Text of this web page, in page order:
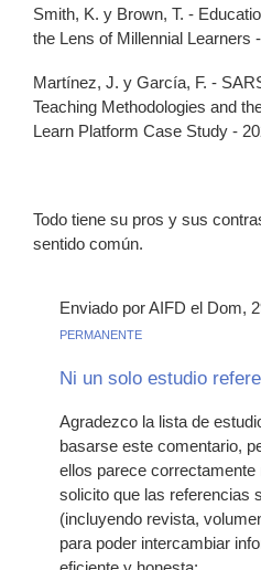
Smith, K. y Brown, T. -
the Lens of Millennial Learners
Martínez, J. y García, F. -
Teaching Methodologies and
Learn Platform Case Study -
Todo tiene su pros y sus
sentido común.
Enviado por AIFD el Dom,
PERMANENTE
Ni un solo estudio
Agradezco la lista de
basarse este comentario,
ellos parece
solicito que las referencias
(incluyendo revista,
para poder intercambiar